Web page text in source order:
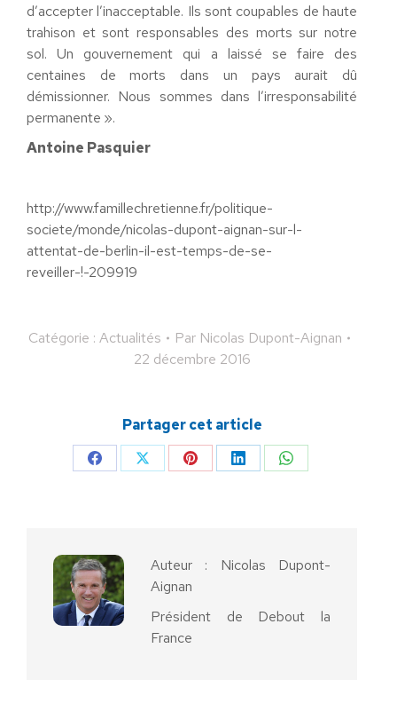
d’accepter l’inacceptable. Ils sont coupables de haute
trahison et sont responsables des morts sur notre
sol. Un gouvernement qui a laissé se faire des
centaines de morts dans un pays aurait dû
démissionner. Nous sommes dans l’irresponsabilité
permanente ».
Antoine Pasquier
http://www.famillechretienne.fr/politique-
societe/monde/nicolas-dupont-aignan-sur-l-
attentat-de-berlin-il-est-temps-de-se-
reveiller-!-209919
Catégorie : Actualités Par Nicolas Dupont-Aignan
22 décembre 2016
Partager cet article
PartagerPartagerPartagerPartagerPartager
Auteur : Nicolas Dupont-
Aignan
Président de Debout la
France